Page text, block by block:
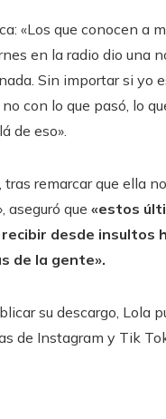
«Los que conocen a
en la radio dio una
Sin importar si yo
con lo que pasó, lo
de eso».
tras remarcar que ella
aseguró que «estos
recibir desde insultos
de la gente».